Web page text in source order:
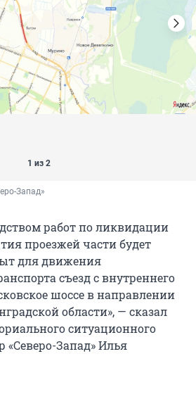
1 из 2
Запад»
работ по ликвидации
проезжей части будет
для движения
съезд с внутреннего
шоссе в направлении
области», — сказал
ситуационного
Запад» Илья